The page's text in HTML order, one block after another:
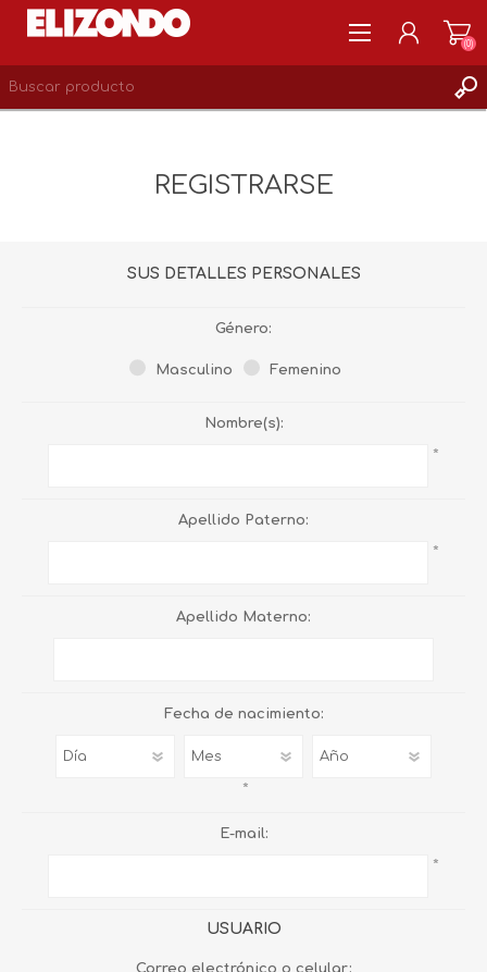
(0)
REGISTRARSE
SUS DETALLES PERSONALES
Género:
Masculino Femenino
Nombre(s):
*
Apellido Paterno:
*
Apellido Materno:
Fecha de nacimiento:
*
E-mail:
*
USUARIO
Correo electrónico o celular: